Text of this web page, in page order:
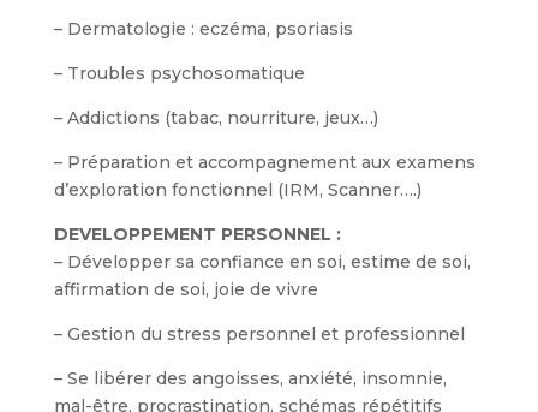
– Dermatologie : eczéma, psoriasis
– Troubles psychosomatique
– Addictions (tabac, nourriture, jeux…)
– Préparation et accompagnement aux examens
d’exploration fonctionnel (IRM, Scanner….)
DEVELOPPEMENT PERSONNEL :
– Développer sa confiance en soi, estime de soi,
affirmation de soi, joie de vivre
– Gestion du stress personnel et professionnel
– Se libérer des angoisses, anxiété, insomnie,
mal-être, procrastination, schémas répétitifs